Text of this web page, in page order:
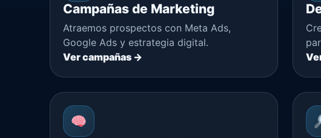
Campañas de Marketing
Atraemos prospectos con Meta Ads,
Google Ads y estrategia digital.
Ver campañas →